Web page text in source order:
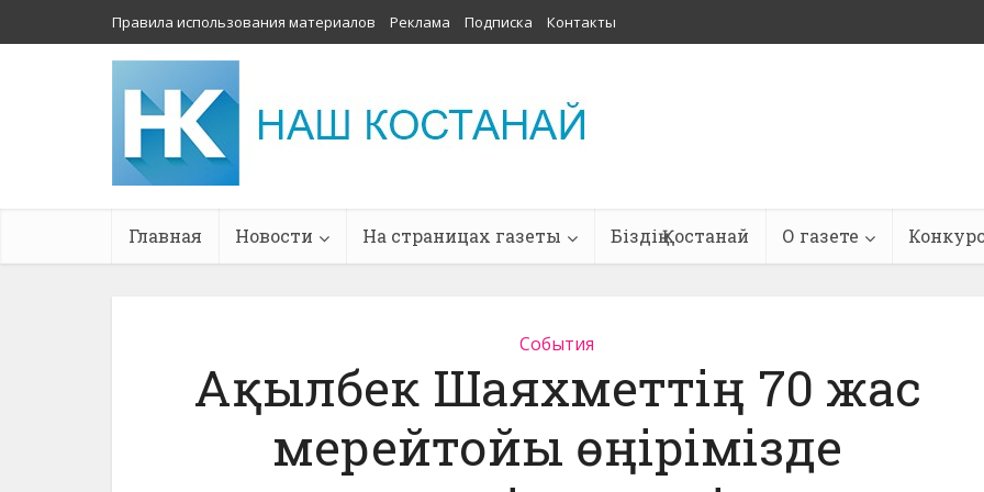
Правила использования материалов Реклама Подписка Контакты
Главная Новости На страницах газеты Біздің Қостанай О газете
События
Ақылбек Шаяхметтің 70 жас
мерейтойы өңірімізде